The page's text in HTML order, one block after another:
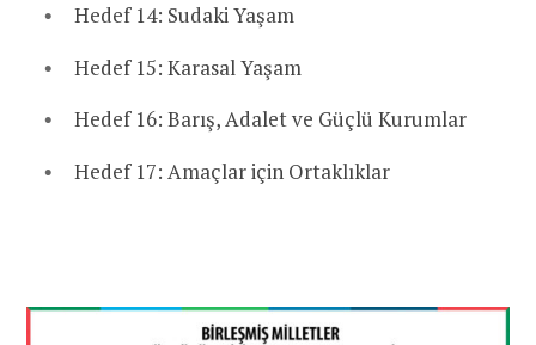
Hedef 14: Sudaki Yaşam
Hedef 15: Karasal Yaşam
Hedef 16: Barış, Adalet ve Güçlü Kurumlar
Hedef 17: Amaçlar için Ortaklıklar